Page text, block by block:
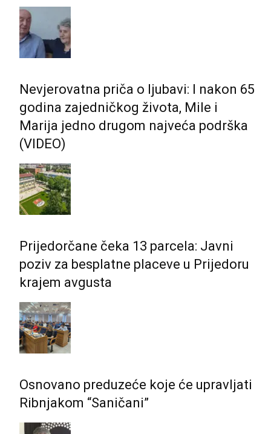
Nevjerovatna priča o ljubavi: I nakon 65
godina zajedničkog života, Mile i
Marija jedno drugom najveća podrška
(VIDEO)
Prijedorčane čeka 13 parcela: Javni
poziv za besplatne placeve u Prijedoru
krajem avgusta
Osnovano preduzeće koje će upravljati
Ribnjakom “Saničani”